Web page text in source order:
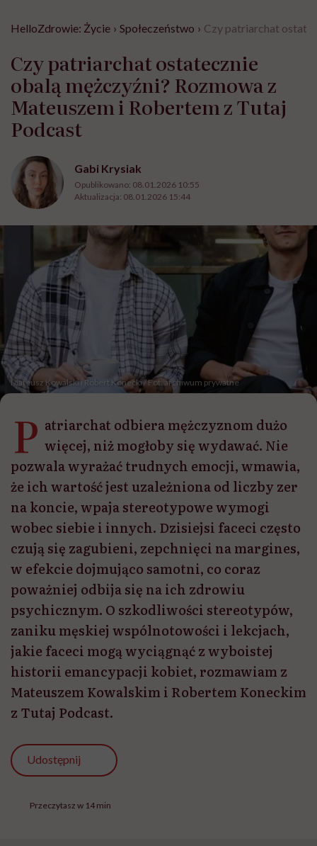
HelloZdrowie: Życie › Społeczeństwo › Czy patriarchat
Czy patriarchat ostatecznie
obalą mężczyźni? Rozmowa z
Mateuszem i Robertem z Tutaj
Podcast
Gabi Krysiak
Opublikowano: 08.01.2026 10:55
Aktualizacja: 08.01.2026 15:44
Mateusz Kowalski i Robert Konecki / Fot. archiwum prywatne
P atriarchat odbiera mężczyznom dużo
więcej, niż mogłoby się wydawać. Nie
pozwala wyrażać trudnych emocji, wmawia,
że ich wartość jest uzależniona od liczby zer
na koncie, wpaja stereotypowe wymogi
wobec siebie i innych. Dzisiejsi faceci często
czują się zagubieni, zepchnięci na margines,
w efekcie dojmująco samotni, co coraz
poważniej odbija się na ich zdrowiu
psychicznym. O szkodliwości stereotypów,
zaniku męskiej wspólnotowości i lekcjach,
jakie faceci mogą wyciągnąć z wyboistej
historii emancypacji kobiet, rozmawiam z
Mateuszem Kowalskim i Robertem Koneckim
z Tutaj Podcast.
Udostępnij
Przeczytasz w 14 min